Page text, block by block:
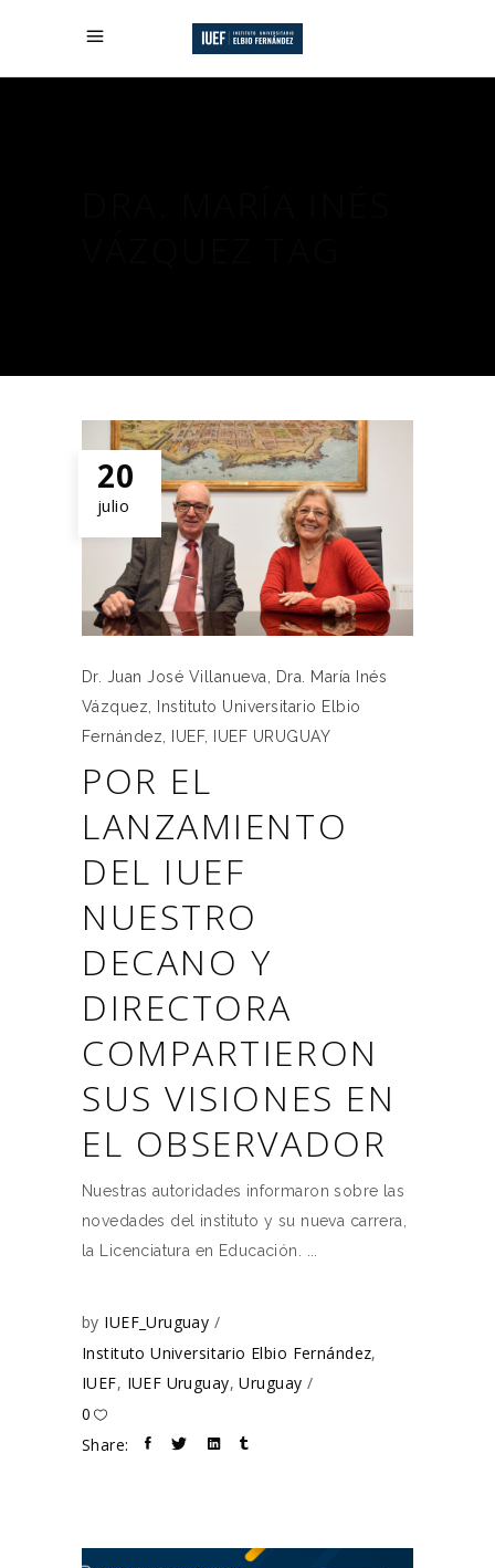
20
julio
Dr. Juan José Villanueva, Dra. María Inés
Vázquez,
Instituto Universitario Elbio
Fernández, IUEF, IUEF URUGUAY
POR EL
LANZAMIENTO
DEL IUEF
NUESTRO
DECANO Y
DIRECTORA
COMPARTIERON
SUS VISIONES EN
EL OBSERVADOR
Nuestras autoridades informaron sobre las
novedades del instituto y su nueva carrera,
la Licenciatura en Educación.
by IUEF_Uruguay
Instituto Universitario Elbio Fernández,
IUEF, IUEF Uruguay,Uruguay
0
Share: